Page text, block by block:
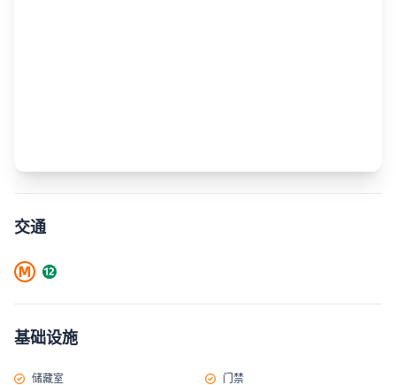
交通
基础设施
储藏室 门禁